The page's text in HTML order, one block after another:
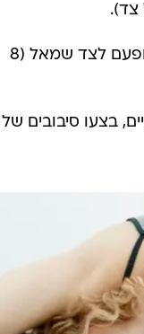
משכיבה על הגב הניעו ברכיים כפופות פעם לצד ימין ופעם לצד שמאל (8
בצעו סיבובים של